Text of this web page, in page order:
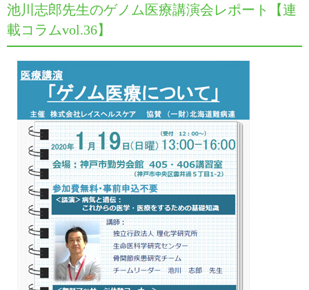
池川志郎先生のゲノム医療講演会レポート【連
載コラムvol.36】